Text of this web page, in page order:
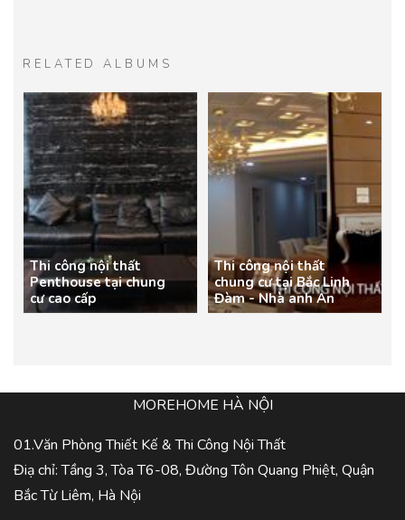
RELATED ALBUMS
Thi công nội thất
Penthouse tại chung
cư cao cấp
Thi công nội thất
chung cư tại Bắc Linh
Đàm - Nhà anh An
MOREHOME HÀ NỘI
01.Văn Phòng Thiết Kế & Thi Công Nội Thất
Điạ chỉ: Tầng 3, Tòa T6-08, Đường Tôn Quang Phiệt, Quận
Bắc Từ Liêm, Hà Nội